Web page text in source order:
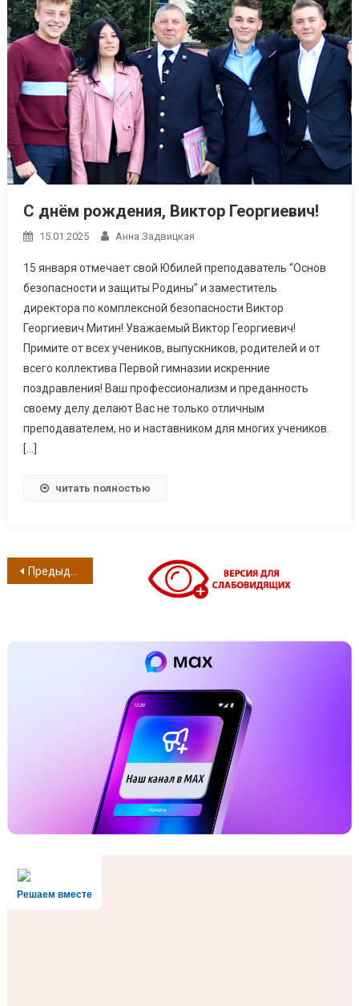
С днём рождения, Виктор Георгиевич!
15.01.2025 Анна Задвицкая
15 января отмечает свой Юбилей преподаватель “Основ
безопасности и защиты Родины” и заместитель
директора по комплексной безопасности Виктор
Георгиевич Митин! Уважаемый Виктор Георгиевич!
Примите от всех учеников, выпускников, родителей и от
всего коллектива Первой гимназии искренние
поздравления! Ваш профессионализм и преданность
своему делу делают Вас не только отличным
преподавателем, но и наставником для многих учеников.
[…]
читать полностью
Навигация по записям
Предыдущие записи
Решаем вместе